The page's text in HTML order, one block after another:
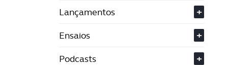
Lançamentos
+
Ensaios
+
Podcasts
+